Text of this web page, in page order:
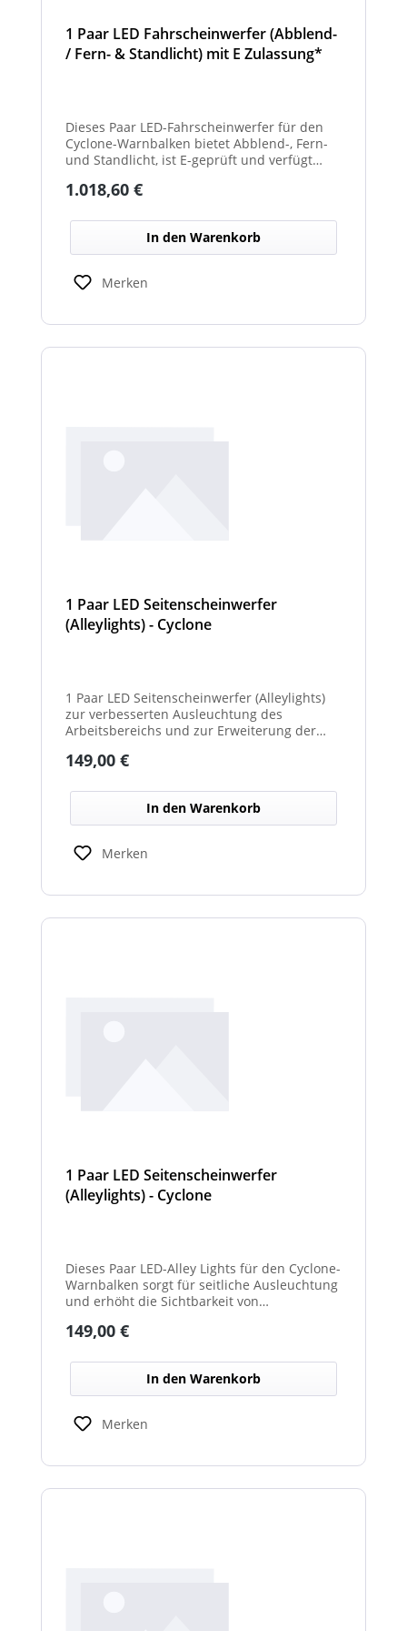
1 Paar LED Fahrscheinwerfer (Abblend-
/ Fern- & Standlicht) mit E Zulassung*
Dieses Paar LED-Fahrscheinwerfer für den
Cyclone-Warnbalken bietet Abblend-, Fern-
und Standlicht, ist E-geprüft und verfügt
Einsatz im Winterdienst.
Regulärer Preis:
1.018,60 €
In den Warenkorb
Merken
1 Paar LED Seitenscheinwerfer
(Alleylights) - Cyclone
1 Paar LED Seitenscheinwerfer (Alleylights)
zur verbesserten Ausleuchtung des
Arbeitsbereichs und zur Erweiterung der
Regulärer Preis:
149,00 €
In den Warenkorb
Merken
1 Paar LED Seitenscheinwerfer
(Alleylights) - Cyclone
Dieses Paar LED-Alley Lights für den Cyclone-
Warnbalken sorgt für seitliche Ausleuchtung
und erhöht die Sichtbarkeit von
Regulärer Preis:
149,00 €
In den Warenkorb
Merken